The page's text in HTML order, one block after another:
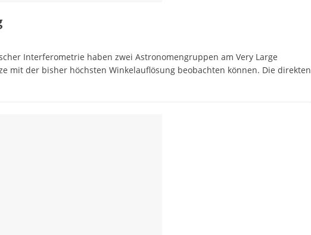
Interferometrie haben zwei Astronomengruppen am Very Large
mit der bisher höchsten Winkelauflösung beobachten können. Die direkten